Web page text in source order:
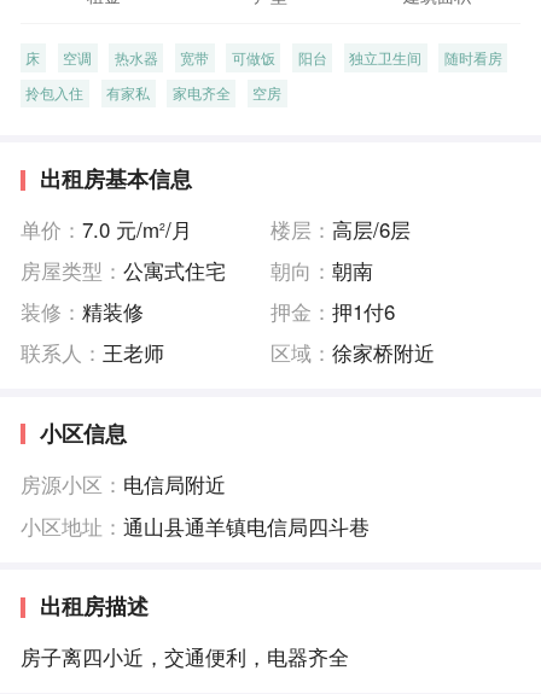
床 空调 热水器 宽带 可做饭 阳台 独立卫生间
随时看房
拎包入住
有家私 家电齐全 空房
出租房基本信息
单价： 7.0 元/m2/月 楼层： 高层/6层
房屋类型： 公寓式住宅 朝向： 朝南
装修： 精装修 押金： 押1付6
联系人： 王老师 区域： 徐家桥附近
小区信息
房源小区： 电信局附近
小区地址： 通山县通羊镇电信局四斗巷
出租房描述
房子离四小近，交通便利，电器齐全